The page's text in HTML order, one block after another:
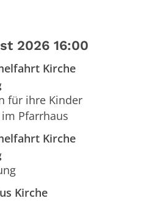
2026 16:00
Kirche
für ihre Kinder
Pfarrhaus
Kirche
Kirche